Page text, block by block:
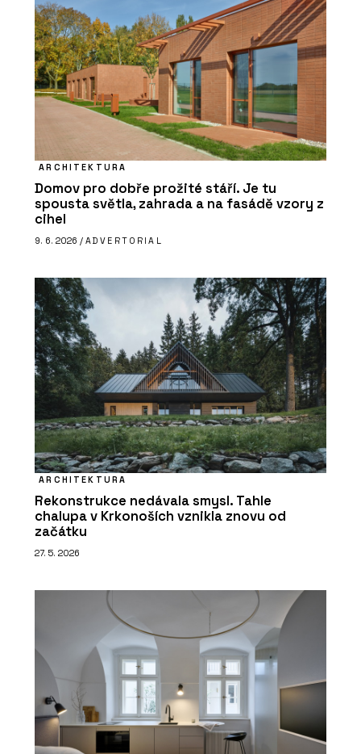
ARCHITEKTURA
Domov pro dobře prožité stáří. Je tu
spousta světla, zahrada a na fasádě vzory z
cihel
9. 6. 2026 / ADVERTORIAL
ARCHITEKTURA
Rekonstrukce nedávala smysl. Tahle
chalupa v Krkonoších vznikla znovu od
začátku
27. 5. 2026